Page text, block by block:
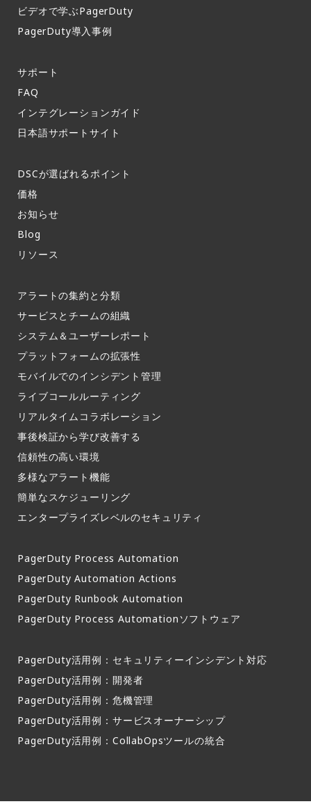
ビデオで学ぶPagerDuty
PagerDuty導入事例​
サポート​
FAQ​
インテグレーションガイド​
日本語サポートサイト​
DSCが選ばれるポイント
価格
お知らせ​
Blog
リソース
アラートの集約と分類​
サービスとチームの組織​
システム＆ユーザーレポート​
プラットフォームの拡張性
モバイルでのインシデント管理​
ライブコールルーティング​
リアルタイムコラボレーション​
事後検証から学び改善する
信頼性の高い環境​
多様なアラート機能​
簡単なスケジューリング​
エンタープライズレベルのセキュリティ
PagerDuty Process Automation
PagerDuty Automation Actions
PagerDuty Runbook Automation
PagerDuty Process Automationソフトウェア
PagerDuty活用例：セキュリティーインシデント対応
PagerDuty活用例：開発者
PagerDuty活用例：危機管理
PagerDuty活用例：サービスオーナーシップ
PagerDuty活用例：CollabOpsツールの統合